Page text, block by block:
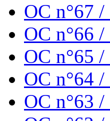
OC n°67
OC n°66
OC n°65
OC n°64
OC n°63